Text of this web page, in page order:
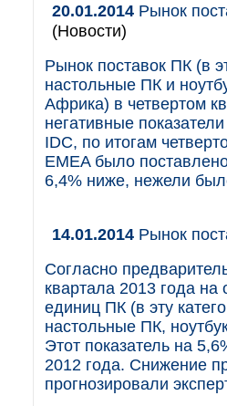
20.01.2014 Рынок
(Новости)
Рынок поставок ПК (в
настольные ПК и
Африка) в четвертом
негативные
IDC, по итогам
EMEA было
6,4% ниже, нежели
14.01.2014 Рынок
Согласно
квартала 2013 года
единиц ПК (в эту
настольные ПК,
Этот показатель на
2012 года. Снижение
прогнозировали